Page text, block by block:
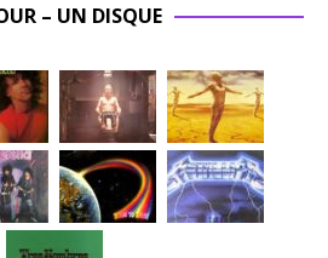
– UN DISQUE